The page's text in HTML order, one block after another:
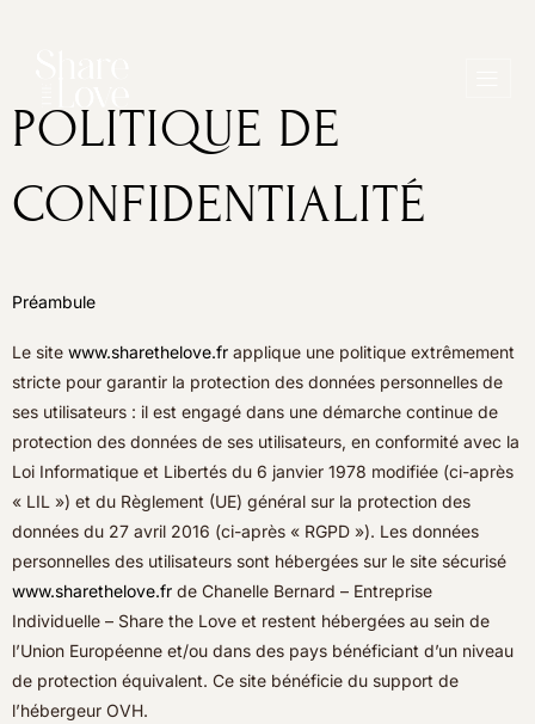
POLITIQUE DE
CONFIDENTIALITÉ
Préambule
Le site www.sharethelove.fr applique une politique extrêmement
stricte pour garantir la protection des données personnelles de
ses utilisateurs : il est engagé dans une démarche continue de
protection des données de ses utilisateurs, en conformité avec la
Loi Informatique et Libertés du 6 janvier 1978 modifiée (ci-après
« LIL ») et du Règlement (UE) général sur la protection des
données du 27 avril 2016 (ci-après « RGPD »). Les données
personnelles des utilisateurs sont hébergées sur le site sécurisé
www.sharethelove.fr de Chanelle Bernard – Entreprise
Individuelle – Share the Love et restent hébergées au sein de
l’Union Européenne et/ou dans des pays bénéficiant d’un niveau
de protection équivalent. Ce site bénéficie du support de
l’hébergeur OVH.